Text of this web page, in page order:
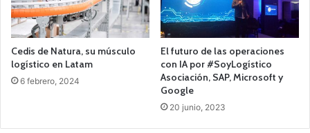
Cedis de Natura, su músculo
logístico en Latam
6 febrero, 2024
El futuro de las operaciones
con IA por #SoyLogístico
Asociación, SAP, Microsoft y
Google
20 junio, 2023